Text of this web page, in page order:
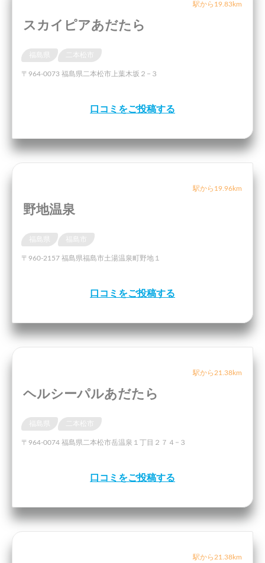
駅から19.83km
スカイピアあだたら
〒964-0073 福島県二本松市上葉木坂２−３
口コミをご投稿する
駅から19.96km
野地温泉
〒960-2157 福島県福島市土湯温泉町野地１
口コミをご投稿する
駅から21.38km
ヘルシーパルあだたら
〒964-0074 福島県二本松市岳温泉１丁目２７４−３
口コミをご投稿する
駅から21.38km